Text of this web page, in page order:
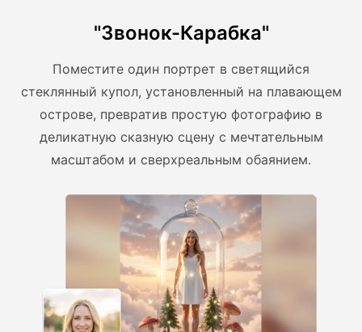
"Звонок-Карабка"
Поместите один портрет в светящийся
стеклянный купол, установленный на плавающем
острове, превратив простую фотографию в
деликатную сказную сцену с мечтательным
масштабом и сверхреальным обаянием.